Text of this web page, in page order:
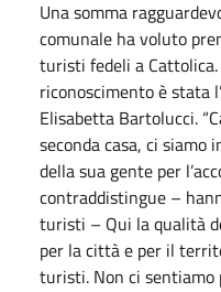
Una somma
comunale ha voluto
turisti fedeli a Cattolica.
riconoscimento è stata
Elisabetta Bartolucci.
seconda casa, ci
della sua gente per
contraddistingue –
turisti – Qui la qualità
per la città e per il
turisti. Non ci sentiamo